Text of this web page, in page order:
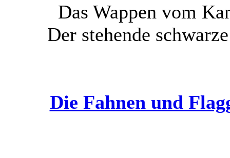
Das Wappen vom
Der stehende
Die Fahnen und